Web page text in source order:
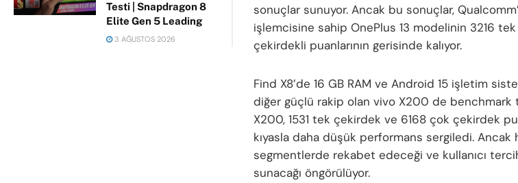
Testi | Snapdragon 8
Elite Gen 5 Leading
3 AĞUSTOS 2026
sonuçlar sunuyor. Ancak bu sonuçlar,
işlemcisine sahip OnePlus 13 modelinin 3216
çekirdekli puanlarının gerisinde kalıyor.
Find X8’de 16 GB RAM ve Android 15 işletim
diğer güçlü rakip olan vivo X200 de
X200, 1531 tek çekirdek ve 6168 çok çekirdek
kıyasla daha düşük performans sergiledi. Ancak
segmentlerde rekabet edeceği ve kullanıcı
sunacağı öngörülüyor.